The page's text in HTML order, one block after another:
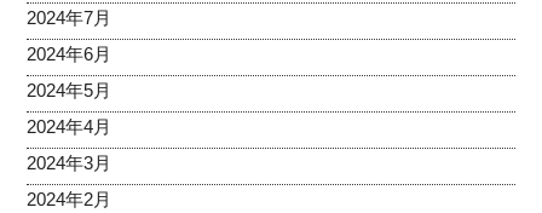
2024年7月
2024年6月
2024年5月
2024年4月
2024年3月
2024年2月